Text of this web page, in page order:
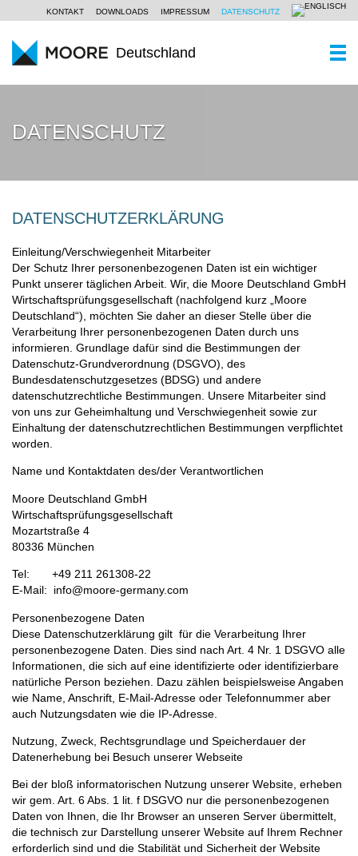
KONTAKT DOWNLOADS IMPRESSUM DATENSCHUTZ
Deutschland
Ein Kurzportrait
WAS KÖNNEN WIR
Branchen
Spezialkenntnisse
AKTUELLES
KOMPETENZZENTREN
KARRIERE
DATENSCHUTZ
DATENSCHUTZERKLÄRUNG
Einleitung/Verschwiegenheit Mitarbeiter
Der Schutz Ihrer personenbezogenen Daten ist ein wichtiger
Punkt unserer täglichen Arbeit. Wir, die Moore Deutschland GmbH
Wirtschaftsprüfungsgesellschaft (nachfolgend kurz „Moore
Deutschland“), möchten Sie daher an dieser Stelle über die
Verarbeitung Ihrer personenbezogenen Daten durch uns
informieren. Grundlage dafür sind die Bestimmungen der
Datenschutz-Grundverordnung (DSGVO), des
Bundesdatenschutzgesetzes (BDSG) und andere
datenschutzrechtliche Bestimmungen. Unsere Mitarbeiter sind
von uns zur Geheimhaltung und Verschwiegenheit sowie zur
Einhaltung der datenschutzrechtlichen Bestimmungen verpflichtet
worden.
Name und Kontaktdaten des/der Verantwortlichen
Moore Deutschland GmbH
Wirtschaftsprüfungsgesellschaft
Mozartstraße 4
80336 München
Tel: +49 211 261308-22
E-Mail: info@moore-germany.com
Personenbezogene Daten
Diese Datenschutzerklärung gilt für die Verarbeitung Ihrer
personenbezogene Daten. Dies sind nach Art. 4 Nr. 1 DSGVO alle
Informationen, die sich auf eine identifizierte oder identifizierbare
natürliche Person beziehen. Dazu zählen beispielsweise Angaben
wie Name, Anschrift, E-Mail-Adresse oder Telefonnummer aber
auch Nutzungsdaten wie die IP-Adresse.
Nutzung, Zweck, Rechtsgrundlage und Speicherdauer der
Datenerhebung bei Besuch unserer Webseite
Bei der bloß informatorischen Nutzung unserer Website, erheben
wir gem. Art. 6 Abs. 1 lit. f DSGVO nur die personenbezogenen
Daten von Ihnen, die Ihr Browser an unseren Server übermittelt,
die technisch zur Darstellung unserer Website auf Ihrem Rechner
erforderlich sind und die Stabilität und Sicherheit der Website